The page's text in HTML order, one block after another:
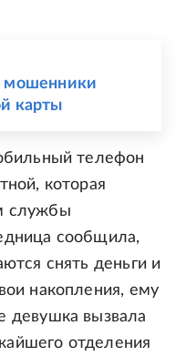
мошенники
карты
телефон
которая
службы
сообщила,
снять деньги и
накопления, ему
девушка вызвала
отделения